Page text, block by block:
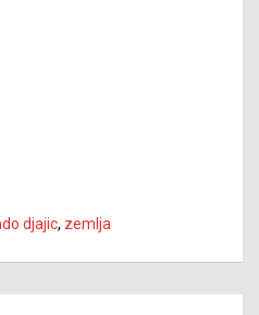
djajic, zemlja